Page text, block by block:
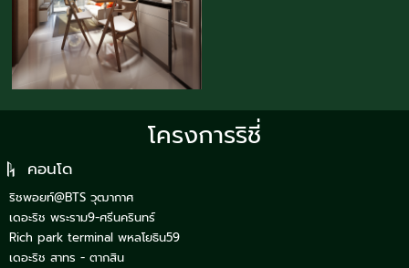
โครงการริชี่
คอนโด
ริชพอยท์@BTS วุฒากาศ
เดอะริช พระราม9-ศรีนครินทร์
Rich park terminal พหลโยธิน59
เดอะริช สาทร - ตากสิน